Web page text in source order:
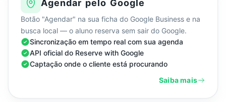
Agendar pelo Google
Botão "Agendar" na sua ficha do Google Business e na
busca local — o aluno reserva sem sair do Google.
Sincronização em tempo real com sua agenda
API oficial do Reserve with Google
Captação onde o cliente está procurando
Saiba mais